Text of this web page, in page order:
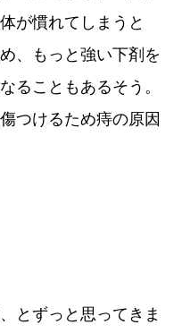
が慣れてしまうと
、もっと強い下剤を
ることもあるそう。
つけるため痔の原因
とずっと思ってきま